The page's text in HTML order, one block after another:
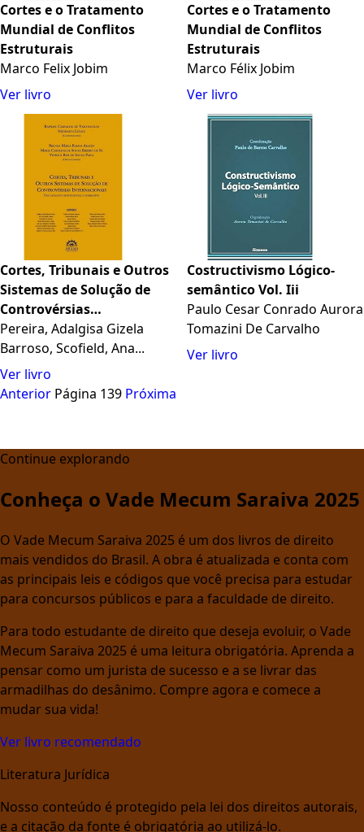
Cortes e o Tratamento
Mundial de Conflitos
Estruturais
Marco Felix Jobim
Ver livro
Cortes e o Tratamento
Mundial de Conflitos
Estruturais
Marco Félix Jobim
Ver livro
Cortes, Tribunais e Outros
Sistemas de Solução de
Controvérsias
Internacionais: um
Catálogo Institucional e
Normativo
Pereira, Adalgisa Gizela
Barroso, Scofield, Ana...
Ver livro
Costructivismo Lógico-
semântico Vol. Iii
Paulo Cesar Conrado Aurora
Tomazini De Carvalho
Ver livro
Anterior Página 139 Próxima
Continue explorando
Conheça o Vade Mecum Saraiva 2025
O Vade Mecum Saraiva 2025 é um dos livros de direito
mais vendidos do Brasil. A obra é atualizada e conta com
as principais leis e códigos que você precisa para estudar
para concursos públicos e para a faculdade de direito.
Para todo estudante de direito que deseja evoluir, o Vade
Mecum Saraiva 2025 é uma leitura obrigatória. Aprenda a
pensar como um jurista de sucesso e a se livrar das
armadilhas do desânimo. Compre agora e comece a
mudar sua vida!
Ver livro recomendado
Literatura Jurídica
Nosso conteúdo é protegido pela lei dos direitos autorais,
e a citação da fonte é obrigatória ao utilizá-lo.